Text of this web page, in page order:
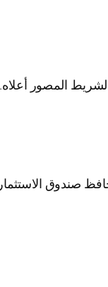
المصور
صندوق